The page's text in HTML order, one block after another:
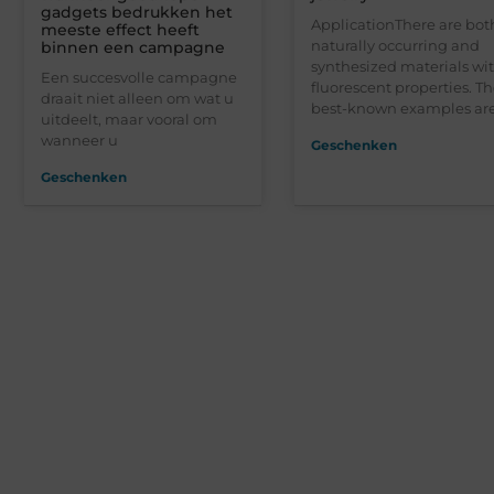
gadgets bedrukken het
meeste effect heeft
binnen een campagne
Een succesvolle campagne
draait niet alleen om wat u
uitdeelt, maar vooral om
wanneer u
Geschenken
ApplicationThere are
naturally occurring and
synthesized materials
fluorescent properties.
best-known examples
Geschenken